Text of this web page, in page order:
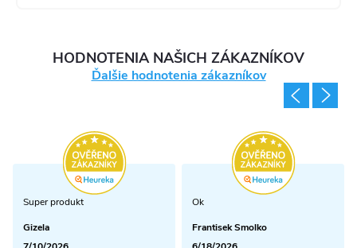
HODNOTENIA NAŠICH ZÁKAZNÍKOV
Ďalšie hodnotenia zákazníkov
Super produkt
Gizela
Ok
Frantisek Smolko